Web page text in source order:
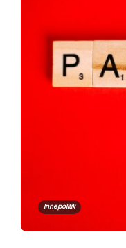
Innepolitik